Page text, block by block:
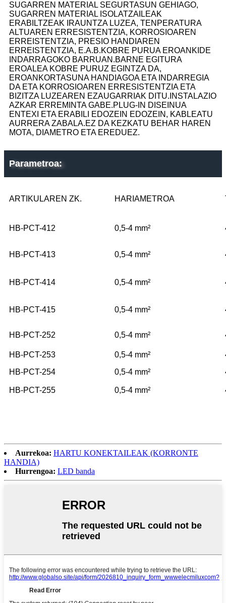
SUGARREN MATERIAL SEGURTASUN GEHIAGO,
SUGARREN MATERIAL ISOLATZAILEAK
ERABILTZEAK IRAUNTZA LUZEA, TENPERATURA
ALTUAREN ERRESISTENTZIA, KORROSIOAREN
ERREISTENTZIA, PRESIO HANDIAREN
ERREISTENTZIA, E.A.B.KOBRE PURUA EROANKIDE
INDARRAGOKO BARRUAN.BARNE EGITURA
EROALEA KOBRE PURUZ EGINTZA DA,
EROANKORTASUNA HANDIAGOA ETA INDARREGIA
DA ETA KORROSIOAREN ERRESISTENTZIA ETA
BIZITZA LUZEAREN EZAUGARRIAK DITU.INSTALAZIO
AZKAR ERREMINTA GABE.PLUG-IN DISEINUA
ENTEXI ETA ERABILI EDOZEIN EDOZEIN, KABLEATU
AURRERA ZABALA.EZ DA KEZKATU BEHAR HAREN
MOTA, DIAMETRO ETA EREDUEZ.
Parametroa:
ARTIKULAREN ZK. HARIAMETROA
HB-PCT-412 0,5-4 mm²
HB-PCT-413 0,5-4 mm²
HB-PCT-414 0,5-4 mm²
HB-PCT-415 0,5-4 mm²
HB-PCT-252 0,5-4 mm²
HB-PCT-253 0,5-4 mm²
HB-PCT-254
0,5-4 mm²
HB-PCT-255 0,5-4 mm²
Aurrekoa: HARTU KONEKTAILEAK (KORRONTE
HANDIA)
Hurrengoa: LED banda